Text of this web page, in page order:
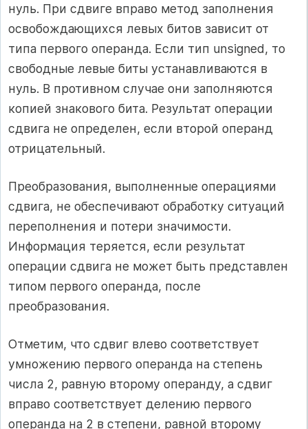
нуль. При сдвиге вправо метод заполнения
освобождающихся левых битов зависит от
типа первого операнда. Если тип unsigned, то
свободные левые биты устанавливаются в
нуль. В противном случае они заполняются
копией знакового бита. Результат операции
сдвига не определен, если второй операнд
отрицательный.
Преобразования, выполненные операциями
сдвига, не обеспечивают обработку ситуаций
переполнения и потери значимости.
Информация теряется, если результат
операции сдвига не может быть представлен
типом первого операнда, после
преобразования.
Отметим, что сдвиг влево соответствует
умножению первого операнда на степень
числа 2, равную второму операнду, а сдвиг
вправо соответствует делению первого
операнда на 2 в степени, равной второму